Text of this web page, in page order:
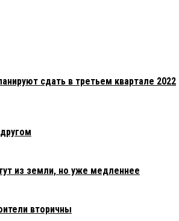
сдать в третьем квартале 2022
из земли, но уже медленнее
вторичны